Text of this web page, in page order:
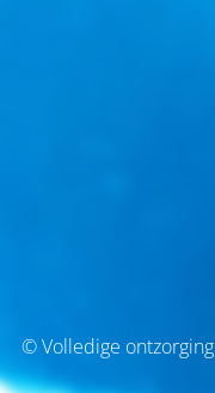
© Volledige